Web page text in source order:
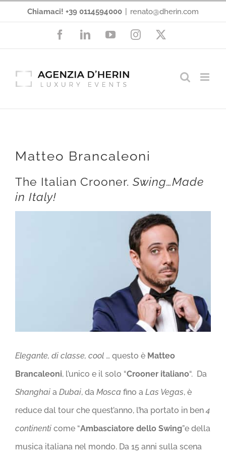
Chiamaci! +39 0114594000 renato@dherin.com
FacebookLinkedInYouTubeInstagram
Matteo Brancaleoni
The Italian Crooner. Swing…Made
in Italy!
Elegante, di classe, cool … questo è Matteo
Brancaleoni, l’unico e il solo “Crooner italiano“. Da
Shanghai a Dubai, da Mosca fino a Las Vegas, è
reduce dal tour che quest’anno, l’ha portato in ben4
continenti come “Ambasciatore dello Swing”e della
musica italiana nel mondo. Da 15 anni sulla scena